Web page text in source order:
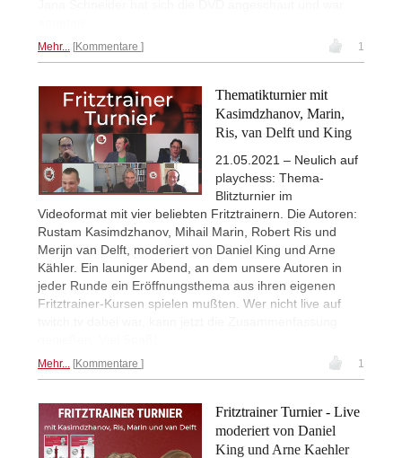
Mehr... Kommentare 1
Thematikturnier mit
Kasimdzhanov, Marin,
Ris, van Delft und King
21.05.2021 – Neulich auf
playchess: Thema-
Blitzturnier im
Videoformat mit vier beliebten Fritztrainern. Die Autoren:
Rustam Kasimdzhanov, Mihail Marin, Robert Ris und
Merijn van Delft, moderiert von Daniel King und Arne
Kähler. Ein launiger Abend, an dem unsere Autoren in
jeder Runde ein Eröffnungsthema aus ihren eigenen
Fritztrainer-Kursen spielen mußten. Wer nicht live auf
Mehr... Kommentare 1
Fritztrainer Turnier - Live
moderiert von Daniel
King und Arne Kaehler